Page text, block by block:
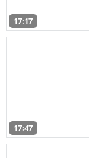
17:17
17:47